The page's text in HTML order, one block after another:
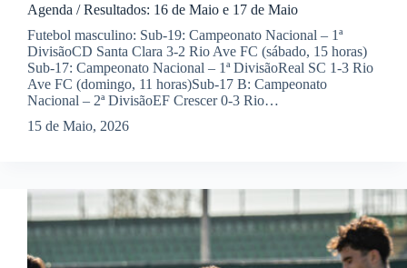
Agenda / Resultados: 16 de Maio e 17 de Maio
Futebol masculino: Sub-19: Campeonato Nacional – 1ª
DivisãoCD Santa Clara 3-2 Rio Ave FC (sábado, 15 horas)
Sub-17: Campeonato Nacional – 1ª DivisãoReal SC 1-3 Rio
Ave FC (domingo, 11 horas)Sub-17 B: Campeonato
Nacional – 2ª DivisãoEF Crescer 0-3 Rio…
15 de Maio, 2026